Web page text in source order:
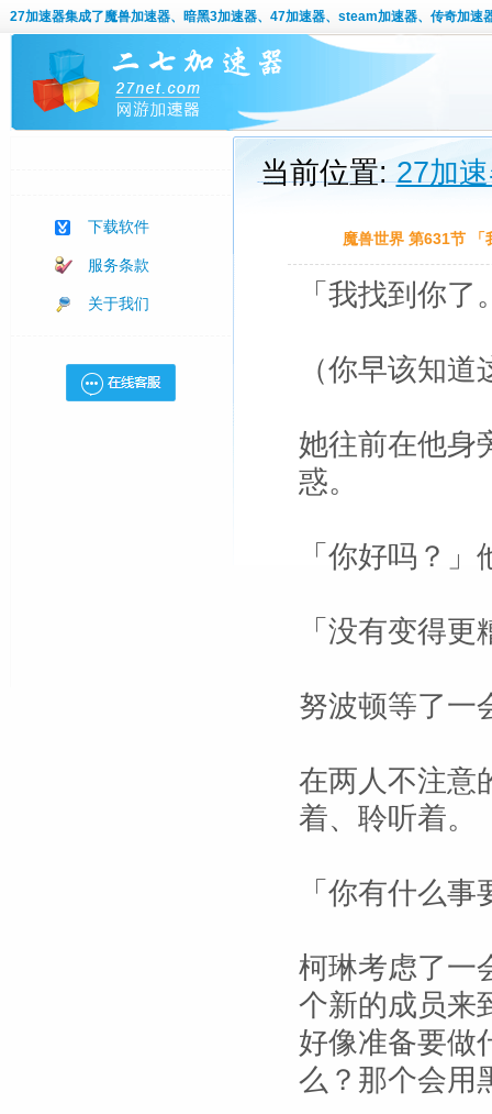
27加速器集成了魔兽加速器、暗黑3加速器、47加速器、steam加速器、传奇加速
下载软件
服务条款
关于我们
当前位置:27加
魔兽世界 第631节 「
「我找到你了
（你早该知
她往前在他身
惑。
「你好吗？」
「没有变得更
努波顿等了一
在两人不注意
着、聆听着。
「你有什么
柯琳考虑了一
个新的成员
好像准备要
么？那个会用